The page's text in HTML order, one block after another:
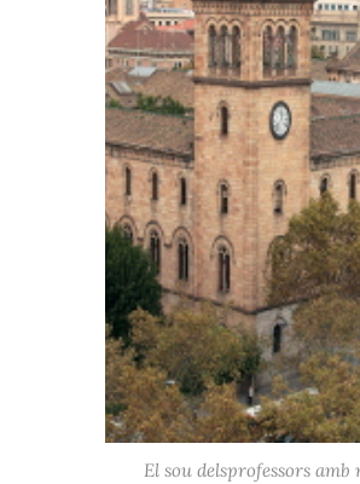
El sou delsprofessors amb